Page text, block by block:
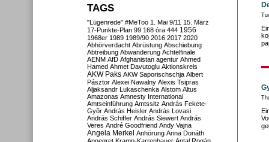
TAGS
"Lügenrede" #MeToo 1. Mai 9/11 15. März
17-Punkte-Plan 99 168 óra 444 1956
1968er 1989 1989/90 2016 2017 2020
Abhörverdacht Abrüstung Abschiebung
Abtreibung Abwanderung Achtelfinale
AENM AfD Afghanistan agentur Ahmed
Hamed Ahmet Davutoglu Aktionskreis
AKW Paks AKW Saporischschja Albert
Pásztor Alexei Nawalny Alexis Tsipras
Aljaksandr Lukaschenka Alstom Altus
Amazonas Amnesty International
Amtseinführung Amtssitz András Fekete-
Győr András Heisler András Lovasi
András Schiffer András Siewert András
Veres André Goodfriend Andy Vajna
Angela Merkel Anhörung Anna Donáth